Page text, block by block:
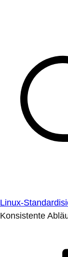
Linux-
Konsistente